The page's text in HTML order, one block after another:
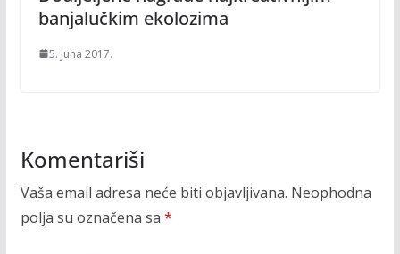
banjalučkim ekolozima
5. Juna 2017.
Komentariši
Vaša email adresa neće biti objavljivana. Neophodna
polja su označena sa *